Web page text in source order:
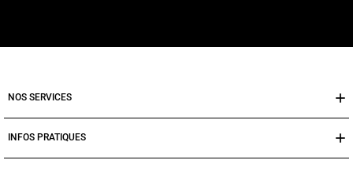
NOS SERVICES
INFOS PRATIQUES